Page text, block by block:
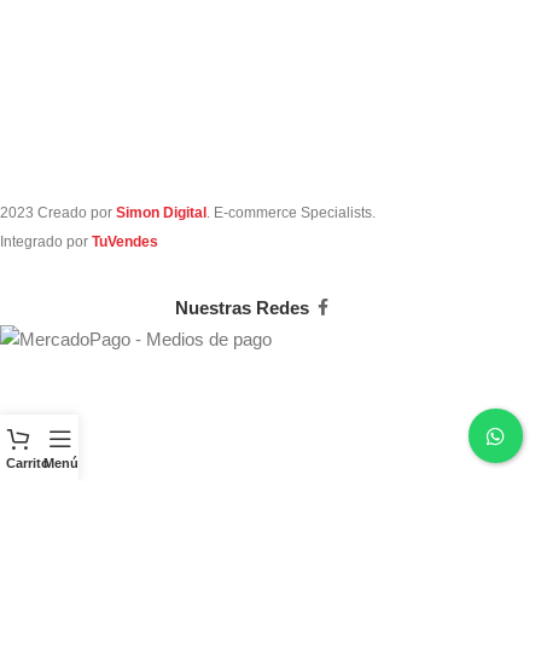
2023 Creado por Simon Digital . E-commerce Specialists.
Integrado por TuVendes
Nuestras Redes
CarritoMenú